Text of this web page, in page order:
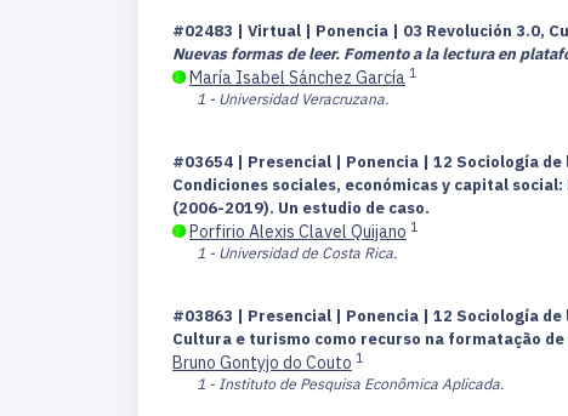
#02483 | Virtual | Ponencia | 03 Revolución 3.0,
Nuevas formas de leer. Fomento a la lectura en
María Isabel Sánchez García 1
1 - Universidad Veracruzana.
#03654 | Presencial | Ponencia | 12 Sociología
Condiciones sociales, económicas y capital
(2006-2019). Un estudio de caso.
Porfirio Alexis Clavel Quijano 1
1 - Universidad de Costa Rica.
#03863 | Presencial | Ponencia | 12 Sociología
Cultura e turismo como recurso na formatação
Bruno Gontyjo do Couto 1
1 - Instituto de Pesquisa Econômica Aplicada.